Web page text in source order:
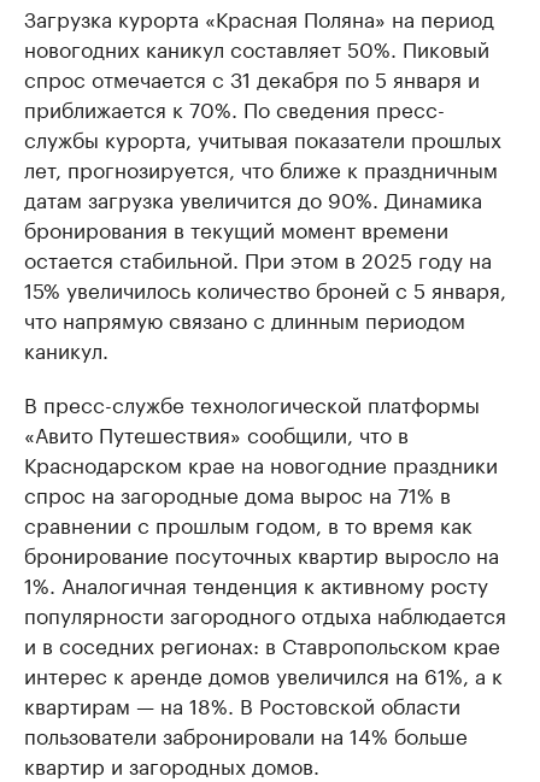
Загрузка курорта «Красная Поляна» на период
новогодних каникул составляет 50%. Пиковый
спрос отмечается с 31 декабря по 5 января и
приближается к 70%. По сведения пресс-
службы курорта, учитывая показатели прошлых
лет, прогнозируется, что ближе к праздничным
датам загрузка увеличится до 90%. Динамика
бронирования в текущий момент времени
остается стабильной. При этом в 2025 году на
15% увеличилось количество броней с 5 января,
что напрямую связано с длинным периодом
каникул.
В пресс-службе технологической платформы
«Авито Путешествия» сообщили, что в
Краснодарском крае на новогодние праздники
спрос на загородные дома вырос на 71% в
сравнении с прошлым годом, в то время как
бронирование посуточных квартир выросло на
1%. Аналогичная тенденция к активному росту
популярности загородного отдыха наблюдается
и в соседних регионах: в Ставропольском крае
интерес к аренде домов увеличился на 61%, а к
квартирам — на 18%. В Ростовской области
пользователи забронировали на 14% больше
квартир и загородных домов.